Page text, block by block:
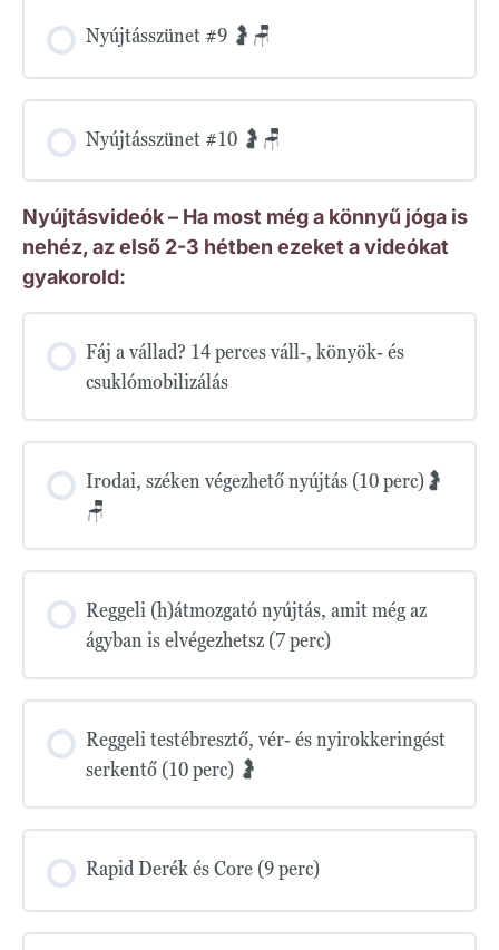
Nyújtásszünet #9 🤰🪑
Nyújtásszünet #10 🤰🪑
Nyújtásvideók – Ha most még a könnyű jóga is
nehéz, az első 2-3 hétben ezeket a videókat
gyakorold:
Fáj a vállad? 14 perces váll-, könyök- és
csuklómobilizálás
Irodai, széken végezhető nyújtás (10 perc)🤰
🪑
Reggeli (h)átmozgató nyújtás, amit még az
ágyban is elvégezhetsz (7 perc)
Reggeli testébresztő, vér- és nyirokkeringést
serkentő (10 perc) 🤰
Rapid Derék és Core (9 perc)